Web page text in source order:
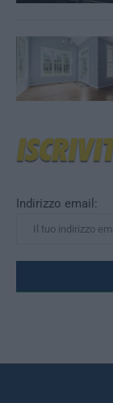
Indirizzo email: